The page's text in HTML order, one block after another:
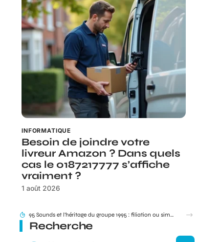
INFORMATIQUE
Besoin de joindre votre
livreur Amazon ? Dans quels
cas le 0187217777 s’affiche
vraiment ?
1 août 2026
95 Sounds et l’héritage du groupe 1995 : filiation ou simple clin d’œil ?
Recherche